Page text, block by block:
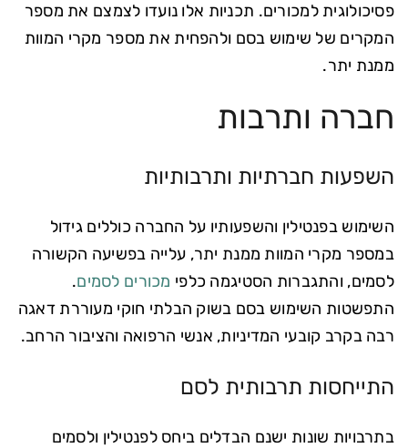
פסיכולוגית למכורים. תכניות אלו נועדו לצמצם את מספר
המקרים של שימוש בסם ולהפחית את מספר מקרי המוות
ממנת יתר.
חברה ותרבות
השפעות חברתיות ותרבותיות
השימוש בפנטילין והשפעותיו על החברה כוללים גידול
במספר מקרי המוות ממנת יתר, עלייה בפשיעה הקשורה
לסמים, והתגברות הסטיגמה כלפי מכורים לסמים.
התפשטות השימוש בסם בשוק הבלתי חוקי מעוררת דאגה
רבה בקרב קובעי המדיניות, אנשי הרפואה והציבור הרחב.
התייחסות תרבותית לסם
בתרבויות שונות ישנם הבדלים ביחס לפנטילין ולסמים